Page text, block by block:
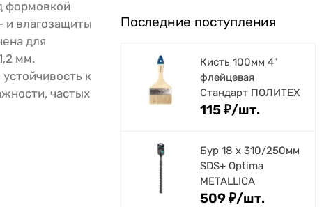
формовкой
и влагозащиты
для
мм.
к
частых
Последние поступления
Кисть 100мм 4"
флейцевая
Стандарт ПОЛИТЕХ
115₽/шт.
Бур 18 х 310/250мм
SDS+ Optima
METALLICA
509₽/шт.